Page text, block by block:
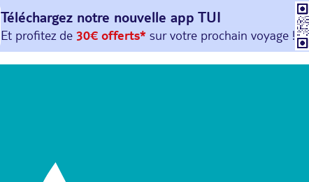
Téléchargez notre nouvelle app TUI
Et profitez de 30€ offerts*sur votreprochain
avec le code : HAPPYAPP